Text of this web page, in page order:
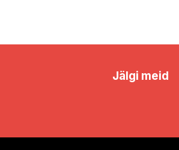
Jälgi meid